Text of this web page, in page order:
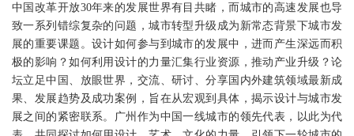
中国改革开放30年来的发展世界有目共睹，而城市的高速发展也导
致一系列错综复杂的问题，城市转型升级成为新常态背景下城市发
展的重要课题。设计如何参与到城市的发展中，进而产生深远而积
极的影响？如何利用设计的力量汇集行业资源，推动产业升级？论
坛立足中国、放眼世界，交流、研讨、分享国内外建筑领域最新成
果、发展趋势及成功案例，旨在从宏观到具体，揭示设计与城市发
展之间的紧密联系。广州作为中国一线城市的领先代表，以此为代